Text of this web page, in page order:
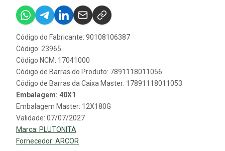
Código do Fabricante: 90108106387
Código: 23965
Código NCM: 17041000
Código de Barras do Produto: 7891118011056
Código de Barras da Caixa Master: 17891118011053
Embalagem: 40X1
Embalagem Master: 12X180G
Validade: 07/07/2027
Marca: PLUTONITA
Fornecedor: ARCOR